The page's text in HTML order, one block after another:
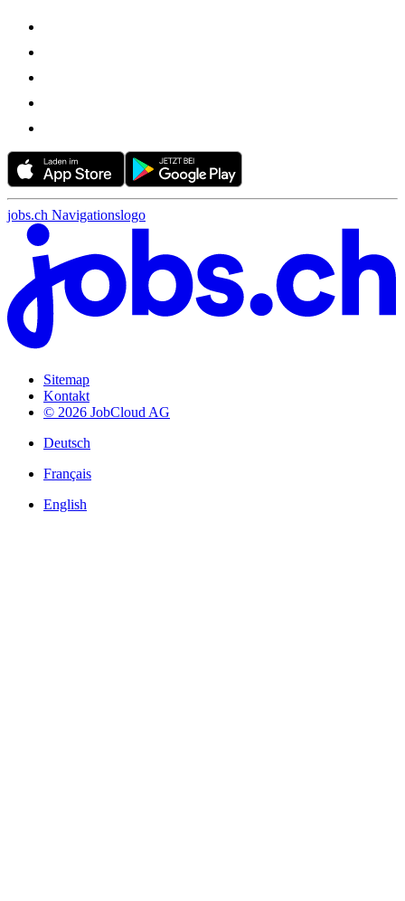
jobs.ch Navigationslogo
Sitemap
Kontakt
© 2026 JobCloud AG
Deutsch
Français
English